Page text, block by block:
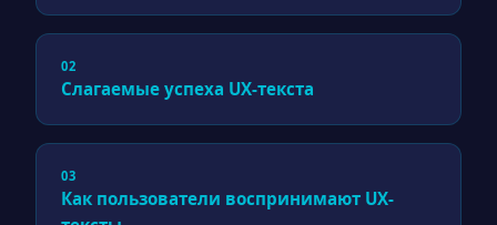
02
Слагаемые успеха UX-текста
03
Как пользователи воспринимают UX-